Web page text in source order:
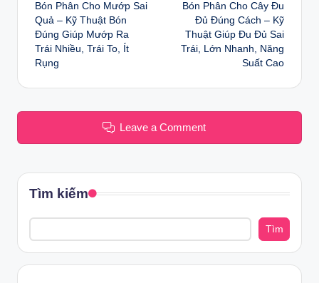
navigation
Bón Phân Cho Mướp Sai
Quả – Kỹ Thuật Bón
Đúng Giúp Mướp Ra
Trái Nhiều, Trái To, Ít
Rụng
Bón Phân Cho Cây Đu
Đủ Đúng Cách – Kỹ
Thuật Giúp Đu Đủ Sai
Trái, Lớn Nhanh, Năng
Suất Cao
Leave a Comment
Tìm kiếm
Tìm